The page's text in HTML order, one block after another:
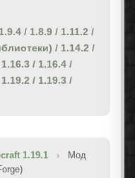
1.9.4 / 1.8.9 / 1.11.2 /
/ 1.14.2 /
1.16.3 / 1.16.4 /
1.19.2 / 1.19.3 /
1.19.1 ›
Мод